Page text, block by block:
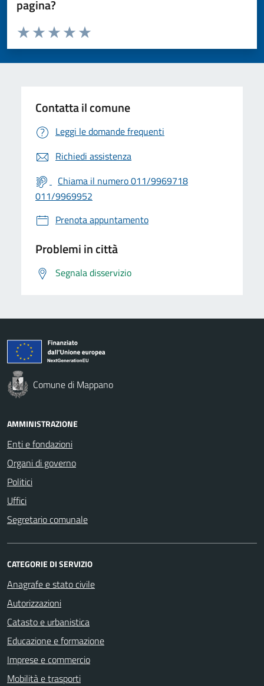
pagina?
Valuta da 1 a 5 stelle la pagina
Valuta 5 stelle su 5
Valuta 4 stelle su 5
Valuta 3 stelle su 5
Valuta 2 stelle su 5
Valuta 1 stelle su 5
Contatta il comune
Leggi le domande frequenti
Richiedi assistenza
Chiama il numero 011/9969718
011/9969952
Prenota appuntamento
Problemi in città
Segnala disservizio
Comune di Mappano
AMMINISTRAZIONE
Enti e fondazioni
Organi di governo
Politici
Uffici
Segretario comunale
CATEGORIE DI SERVIZIO
Anagrafe e stato civile
Autorizzazioni
Catasto e urbanistica
Educazione e formazione
Imprese e commercio
Mobilità e trasporti